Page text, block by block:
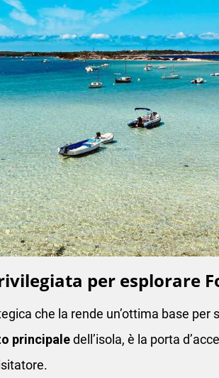
per esplorare
che la rende un’ottima base per
principaledell’isola, è la porta